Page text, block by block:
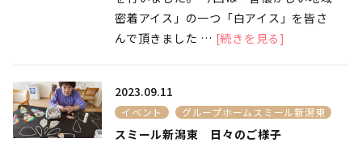
密着アイス」の一つ「白アイス」を皆さ
んで頂きました … [続きを見る]
2023.09.11
イベント グループホームスミール新潟東
スミール新潟東 日々のご様子